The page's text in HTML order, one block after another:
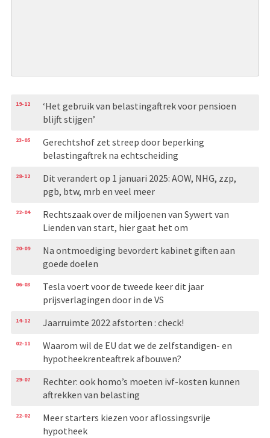
19-12
‘Het gebruik van belastingaftrek voor pensioen
blijft stijgen’
23-05
Gerechtshof zet streep door beperking
belastingaftrek na echtscheiding
28-12
Dit verandert op 1 januari 2025: AOW, NHG, zzp,
pgb, btw, mrb en veel meer
22-04
Rechtszaak over de miljoenen van Sywert van
Lienden van start, hier gaat het om
20-09
Na ontmoediging bevordert kabinet giften aan
goede doelen
06-03
Tesla voert voor de tweede keer dit jaar
prijsverlagingen door in de VS
14-12 Jaarruimte 2022 afstorten : check!
02-11
Waarom wil de EU dat we de zelfstandigen- en
hypotheekrenteaftrek afbouwen?
29-07
Rechter: ook homo’s moeten ivf-kosten kunnen
aftrekken van belasting
22-02
Meer starters kiezen voor aflossingsvrije
hypotheek